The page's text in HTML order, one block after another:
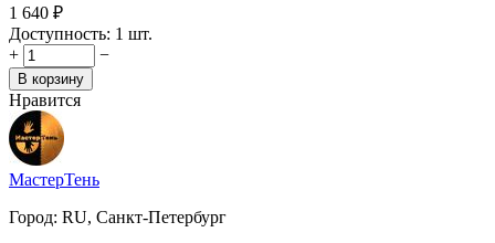
1 640 ₽
Доступность: 1 шт.
+
−
В корзину
Нравится
МастерТень
Город: RU, Санкт-Петербург